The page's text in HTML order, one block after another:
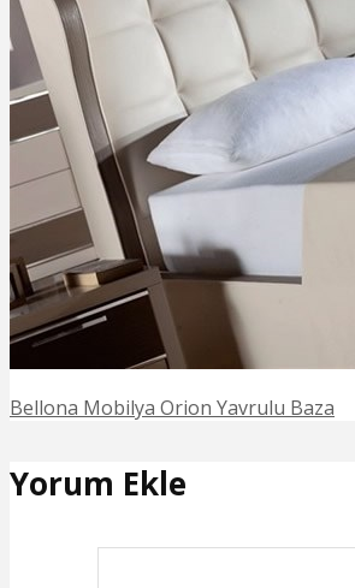
Bellona Mobilya Orion Yavrulu Baza
Yorum Ekle